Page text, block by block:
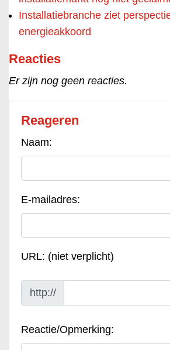
Installatiebranche ziet
energieakkoord
Reacties
Er zijn nog geen reacties.
Reageren
Naam:
E-mailadres:
URL: (niet verplicht)
http://
Reactie/Opmerking: